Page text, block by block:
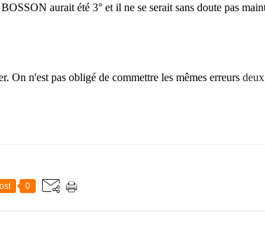
aurait été 3° et il ne se serait sans doute pas
On n'est pas obligé de commettre les mêmes erreurs
0